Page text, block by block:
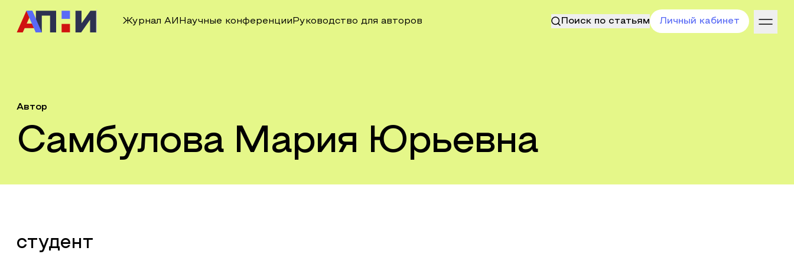
Журнал АИ Научные конференции Руководство для авторов Поиск по статьям Личный кабинет
Автор
Самбулова Мария Юрьевна
студент